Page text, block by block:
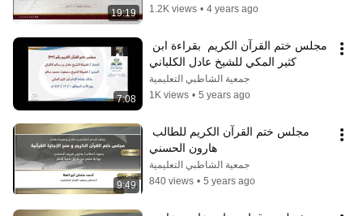
19:19
1.2K views • 4 years ago
7:08
كثير المكي للشيخ عادل الكلباني
جمعية الشاطبي التعليمية
1K views • 5 years ago
9:49
هارون الحسني
جمعية الشاطبي التعليمية
840 views • 5 years ago